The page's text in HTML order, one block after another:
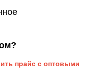
прайс с оптовыми